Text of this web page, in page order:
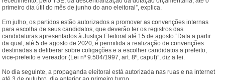
primeiro dia útil do mês de junho do ano eleitoral”, explica.
Em julho, os partidos estão autorizados a promover as convenções internas
para escolha de seus candidatos, que deverão ter os registros das
candidaturas apresentados à Justiça Eleitoral até 15 de agosto.”Data a partir
da qual, até 5 de agosto de 2020, é permitida a realização de convenções
destinadas a deliberar sobre coligações e a escolher candidatos a prefeito,
vice-prefeito e vereador (Lei nº 9.504/1997, art. 8º, caput)”, diz a lei.
No dia seguinte, a propaganda eleitoral está autorizada nas ruas e na internet